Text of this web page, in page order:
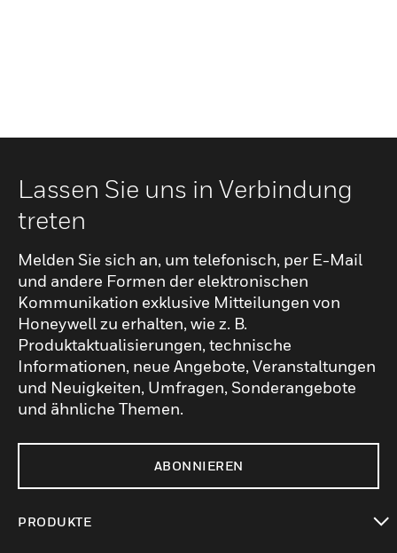
Lassen Sie uns in Verbindung
treten
Melden Sie sich an, um telefonisch, per E-Mail
und andere Formen der elektronischen
Kommunikation exklusive Mitteilungen von
Honeywell zu erhalten, wie z. B.
Produktaktualisierungen, technische
Informationen, neue Angebote, Veranstaltungen
und Neuigkeiten, Umfragen, Sonderangebote
und ähnliche Themen.
ABONNIEREN
PRODUKTE